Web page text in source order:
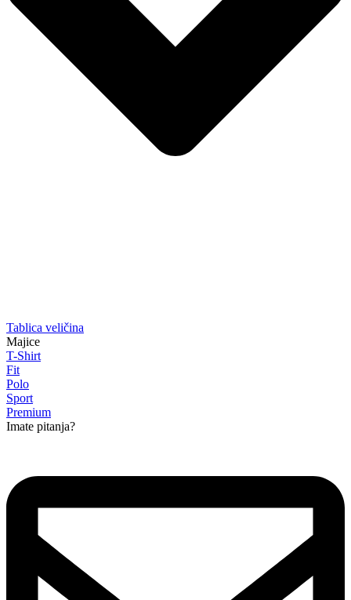
Tablica veličina
Majice
T-Shirt
Fit
Polo
Sport
Premium
Imate pitanja?